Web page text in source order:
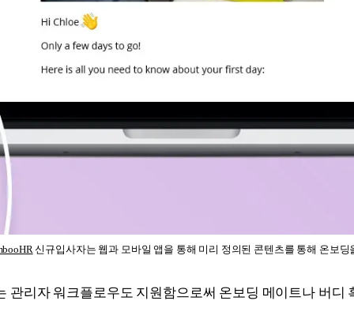
신규입사자는 웹과 모바일 앱을 통해 미리 정의된 콘텐츠를 통해 온보딩
관리자 워크플로우도 지원함으로써 온보딩 메이트나 버